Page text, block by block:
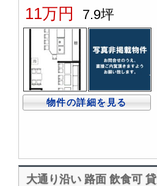
11万円 7.9坪
物件の詳細を見る
大通り沿い 路面 飲食可 貸